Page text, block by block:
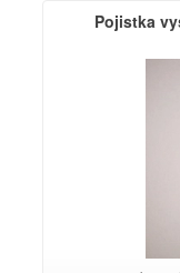
Pojistka